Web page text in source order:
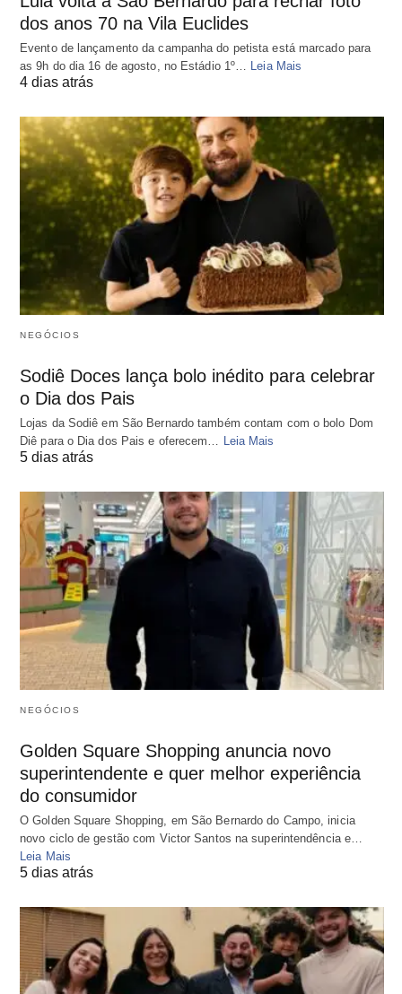
dos anos 70 na Vila Euclides
Evento de lançamento da campanha do petista está marcado para
as 9h do dia 16 de agosto, no Estádio 1º… Leia Mais
4 dias atrás
NEGÓCIOS
Sodiê Doces lança bolo inédito para celebrar
o Dia dos Pais
Lojas da Sodiê em São Bernardo também contam com o bolo Dom
Diê para o Dia dos Pais e oferecem… Leia Mais
5 dias atrás
NEGÓCIOS
Golden Square Shopping anuncia novo
superintendente e quer melhor experiência
do consumidor
O Golden Square Shopping, em São Bernardo do Campo, inicia
novo ciclo de gestão com Victor Santos na superintendência e…
Leia Mais
5 dias atrás